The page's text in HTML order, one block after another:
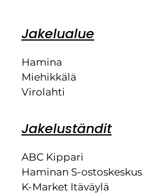
Jakelualue
Hamina
Miehikkälä
Virolahti
Jakeluständit
ABC Kippari
Haminan S-ostoskeskus
K-Market Itäväylä